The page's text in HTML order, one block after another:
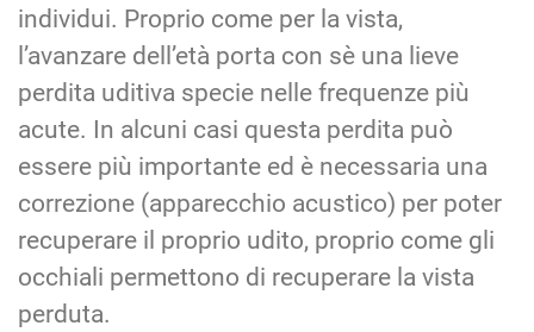
individui. Proprio come per la vista,
l’avanzare dell’età porta con sè una lieve
perdita uditiva specie nelle frequenze più
acute. In alcuni casi questa perdita può
essere più importante ed è necessaria una
correzione (apparecchio acustico) per poter
recuperare il proprio udito, proprio come gli
occhiali permettono di recuperare la vista
perduta.